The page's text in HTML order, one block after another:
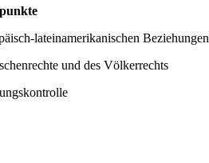
lateinamerikanischen Beziehungen
und des Völkerrechts